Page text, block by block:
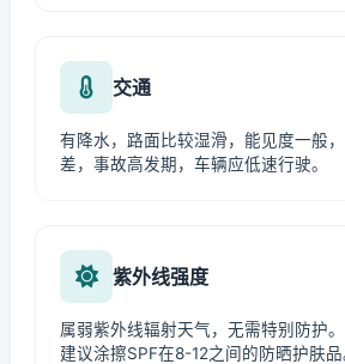
交通
有降水，路面比较湿滑，能见度一般
差，事故高发期，车辆应低速行驶。
紫外线强度
属弱紫外线辐射天气，无需特别防护。
建议涂擦SPF在8-12之间的防晒护肤品